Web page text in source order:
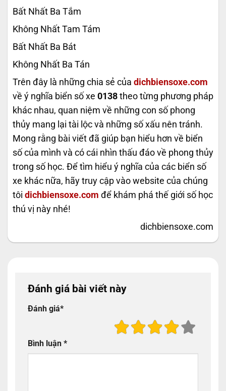
Bất Nhất Ba Tắm
Không Nhất Tam Tám
Bất Nhất Ba Bát
Không Nhất Ba Tán
Trên đây là những chia sẻ của dichbiensoxe.com
về ý nghĩa biển số xe 0138 theo từng phương pháp
khác nhau, quan niệm về những con số phong
thủy mang lại tài lộc và những số xấu nên tránh.
Mong rằng bài viết đã giúp bạn hiểu hơn về biển
số của mình và có cái nhìn thấu đáo về phong thủy
trong số học. Để tìm hiểu ý nghĩa của các biển số
xe khác nữa, hãy truy cập vào website của chúng
tôi dichbiensoxe.com để khám phá thế giới số học
thú vị này nhé!
dichbiensoxe.com
Đánh giá bài viết này
Đánh giá*
Bình luận *